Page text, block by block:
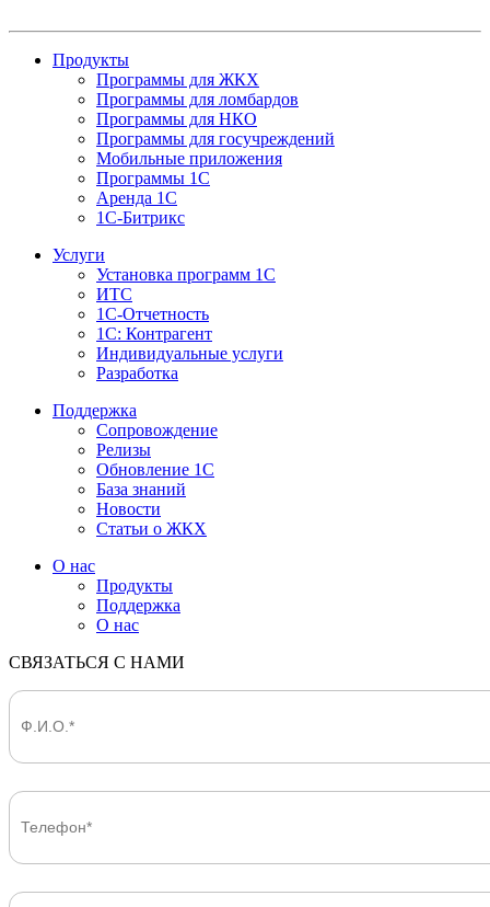
Продукты
Программы для ЖКХ
Программы для ломбардов
Программы для НКО
Программы для госучреждений
Мобильные приложения
Программы 1С
Аренда 1С
1С-Битрикс
Услуги
Установка программ 1С
ИТС
1С-Отчетность
1С: Контрагент
Индивидуальные услуги
Разработка
Поддержка
Сопровождение
Релизы
Обновление 1С
База знаний
Новости
Статьи о ЖКХ
О нас
Продукты
Поддержка
О нас
СВЯЗАТЬСЯ С НАМИ